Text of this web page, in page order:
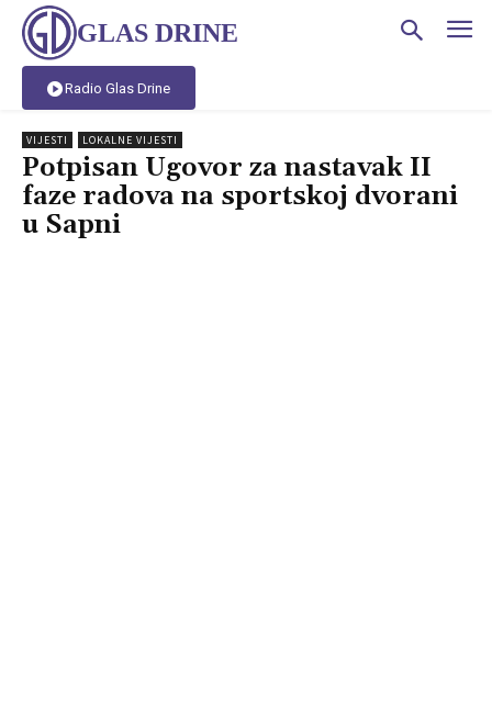
GLAS DRINE
Radio Glas Drine
VIJESTI LOKALNE VIJESTI
Potpisan Ugovor za nastavak II
faze radova na sportskoj dvorani
u Sapni